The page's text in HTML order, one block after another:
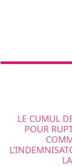
LE CUMUL
POUR